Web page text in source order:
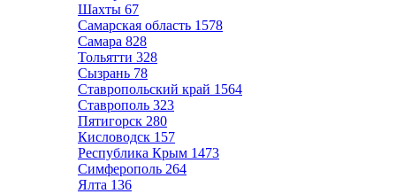
Шахты 67
Самарская область 1578
Самара 828
Тольятти 328
Сызрань 78
Ставропольский край 1564
Ставрополь 323
Пятигорск 280
Кисловодск 157
Республика Крым 1473
Симферополь 264
Ялта 136